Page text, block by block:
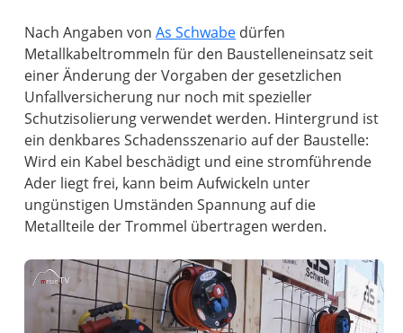
Nach Angaben vonAs Schwabe dürfen
Metallkabeltrommeln für den Baustelleneinsatz seit
einer Änderung der Vorgaben der gesetzlichen
Unfallversicherung nur noch mit spezieller
Schutzisolierung verwendet werden. Hintergrund ist
ein denkbares Schadensszenario auf der Baustelle:
Wird ein Kabel beschädigt und eine stromführende
Ader liegt frei, kann beim Aufwickeln unter
ungünstigen Umständen Spannung auf die
Metallteile der Trommel übertragen werden.